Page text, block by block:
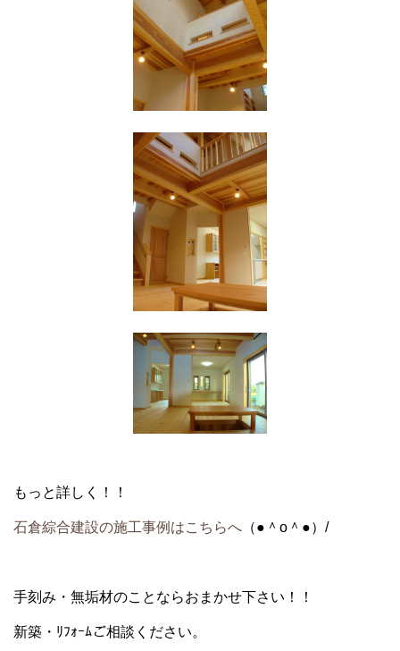
もっと詳しく！！
石倉綜合建設の施工事例はこちらへ （●＾o＾●）/
手刻み・無垢材のことならおまかせ下さい！！
新築・ﾘﾌｫｰﾑご相談ください。